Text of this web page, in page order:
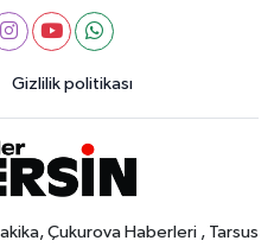
Gizlilik politikası
Çukurova Haberleri , Tarsus